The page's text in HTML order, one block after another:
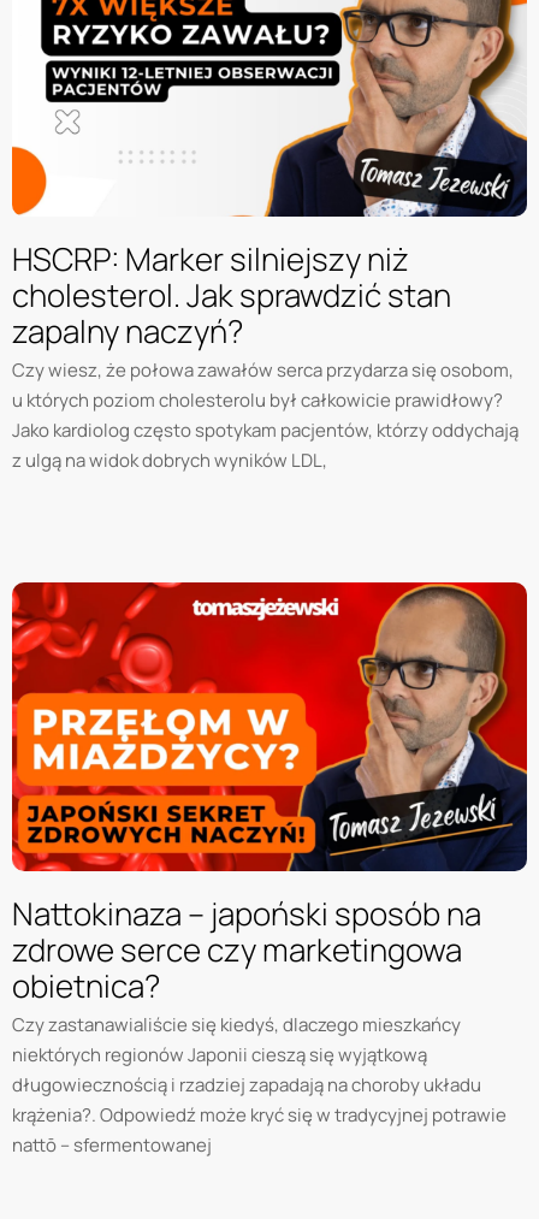
HSCRP: Marker silniejszy niż
cholesterol. Jak sprawdzić stan
zapalny naczyń?
Czy wiesz, że połowa zawałów serca przydarza się osobom,
u których poziom cholesterolu był całkowicie prawidłowy?
Jako kardiolog często spotykam pacjentów, którzy oddychają
z ulgą na widok dobrych wyników LDL,
Nattokinaza – japoński sposób na
zdrowe serce czy marketingowa
obietnica?
Czy zastanawialiście się kiedyś, dlaczego mieszkańcy
niektórych regionów Japonii cieszą się wyjątkową
długowiecznością i rzadziej zapadają na choroby układu
krążenia?. Odpowiedź może kryć się w tradycyjnej potrawie
nattō – sfermentowanej